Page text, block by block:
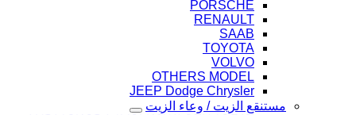
PORSCHE
RENAULT
SAAB
TOYOTA
VOLVO
OTHERS MODEL
JEEP Dodge Chrysler
مستنقع الزيت / وعاء الزيت